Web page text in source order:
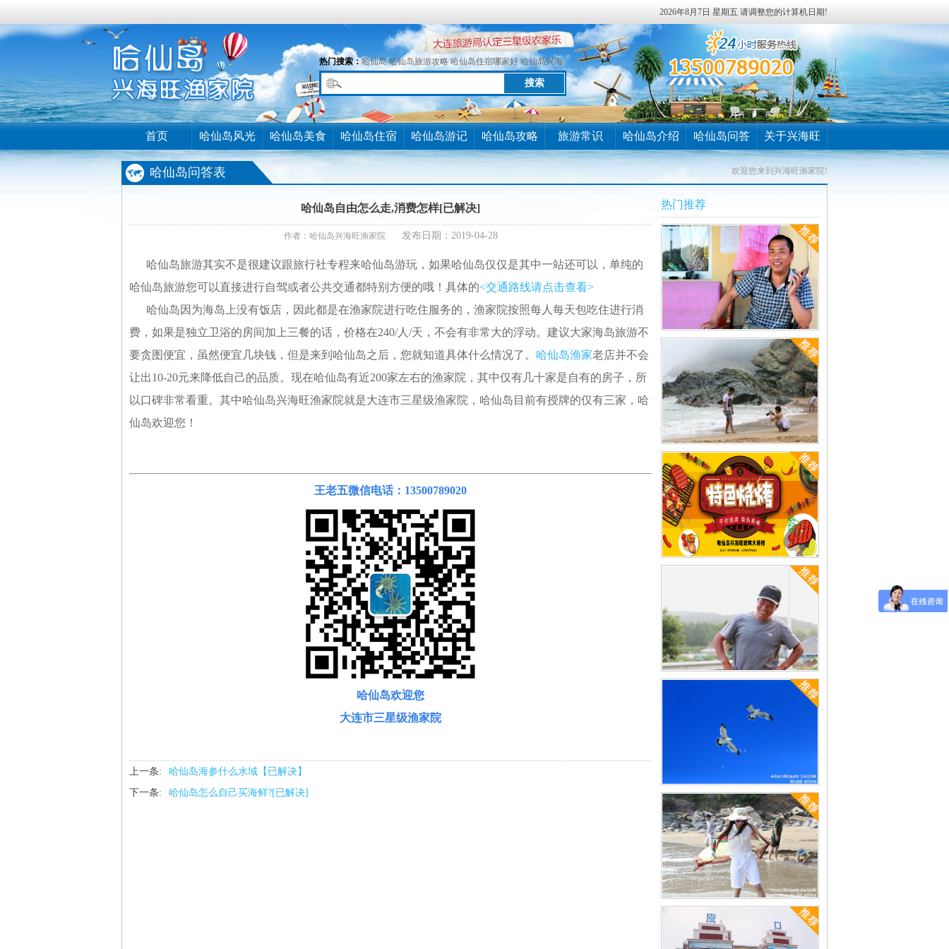
2026年8月7日 星期五 请调整您的计算机日期!
热门搜索：哈仙岛 哈仙岛旅游攻略 哈仙岛住宿哪家好 哈仙岛兴海
旺渔家
首页 哈仙岛风光 哈仙岛美食 哈仙岛住宿 哈仙岛游记 哈仙岛攻略 旅游常识 哈仙岛介绍 哈仙岛问答 关于兴海旺
哈仙岛问答表 欢迎您来到兴海旺渔家院!
哈仙岛自由怎么走,消费怎样[已解决]
作者：哈仙岛兴海旺渔家院 发布日期：2019-04-28
哈仙岛旅游其实不是很建议跟旅行社专程来哈仙岛游玩，如果哈仙岛仅仅是其中一站还可以，单纯的
哈仙岛旅游您可以直接进行自驾或者公共交通都特别方便的哦！具体的<交通路线请点击查看>
哈仙岛因为海岛上没有饭店，因此都是在渔家院进行吃住服务的，渔家院按照每人每天包吃住进行消
费，如果是独立卫浴的房间加上三餐的话，价格在240/人/天，不会有非常大的浮动。建议大家海岛旅游不
要贪图便宜，虽然便宜几块钱，但是来到哈仙岛之后，您就知道具体什么情况了。 哈仙岛渔家老店并不会
让出10-20元来降低自己的品质。现在哈仙岛有近200家左右的渔家院，其中仅有几十家是自有的房子，所
以口碑非常看重。其中哈仙岛兴海旺渔家院就是大连市三星级渔家院，哈仙岛目前有授牌的仅有三家，哈
仙岛欢迎您！
王老五微信电话：13500789020
哈仙岛欢迎您
大连市三星级渔家院
上一条:
哈仙岛海参什么水域【已解决】
下一条:
哈仙岛怎么自己买海鲜?[已解决]
热门推荐
哈仙岛什么季节去最好[已解决]
哈仙岛渔家玩什么[已解决]
哈仙岛海鲜烧烤怎么样[已解决]
哈仙岛王老五电话是多少[已解决]
哈仙岛海鲜什么时候最好[已解决]
哈仙岛沙滩有什么螺类[已解决]